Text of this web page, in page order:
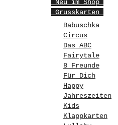
Neu im Shop
Grusskarten
Babuschka
Circus
Das ABC
Fairytale
8 Freunde
Für Dich
Happy
Jahreszeiten
Kids
Klappkarten